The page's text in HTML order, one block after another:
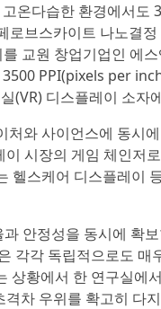
온다습한 환경에서도
로브스카이트 나노결
교원 창업기업인 에
PPI(pixels per
(VR) 디스플레이 소자
와 사이언스에 동시
시장의 게임 체인저
헬스케어 디스플레이
안정성을 동시에 확
각각 독립적으로도 매
상황에서 한 연구실에
차 우위를 확고히 다